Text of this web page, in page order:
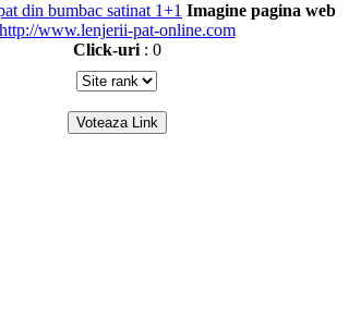
Imagine pagina web
http://www.lenjerii-pat-online.com
Click-uri: 0